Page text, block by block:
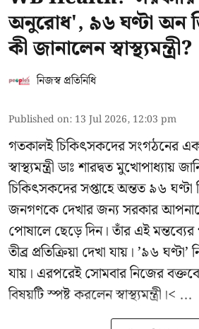
অনুরোধ', ৯৬ ঘণ্টা অন
কী জানালেন স্বাস্থ্যমন্ত্রী?
নিজস্ব প্রতিনিধি
Published on: 13 Jul 2026, 12:03 pm
গতকালই চিকিৎসকদের সংগঠনের এক
স্বাস্থ্যমন্ত্রী ডাঃ শারদ্বত মুখোপাধ্যায়
চিকিৎসকদের সপ্তাহে অন্তত ৯৬
জনগণকে দেখার জন্য সরকার
পোষালে ছেড়ে দিন। তাঁর এই মন্তব্যের
তীব্র প্রতিক্রিয়া দেখা যায়। ’৯৬
যায়। এরপরেই সোমবার নিজের
বিষয়টি স্পষ্ট করলেন স্বাস্থ্যমন্ত্রী।< ...